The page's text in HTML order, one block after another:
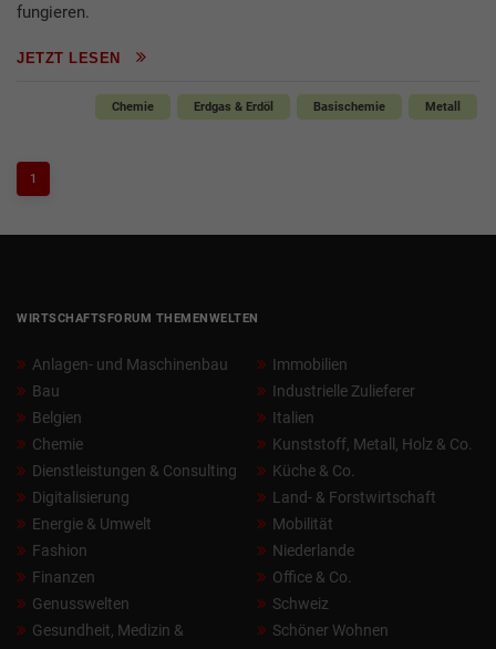
fungieren.
JETZT LESEN
Chemie Erdgas & Erdöl Basischemie Metall
1
WIRTSCHAFTSFORUM THEMENWELTEN
Anlagen- und Maschinenbau
Bau
Belgien
Chemie
Dienstleistungen & Consulting
Digitalisierung
Energie & Umwelt
Fashion
Finanzen
Genusswelten
Gesundheit, Medizin &
Immobilien
Industrielle Zulieferer
Italien
Kunststoff, Metall, Holz & Co.
Küche & Co.
Land- & Forstwirtschaft
Mobilität
Niederlande
Office & Co.
Schweiz
Schöner Wohnen